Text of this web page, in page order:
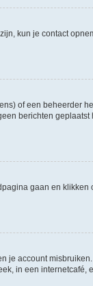
kun je contact
of een beheerder
berichten
gaan en klikken
je account
in een internetcafé,